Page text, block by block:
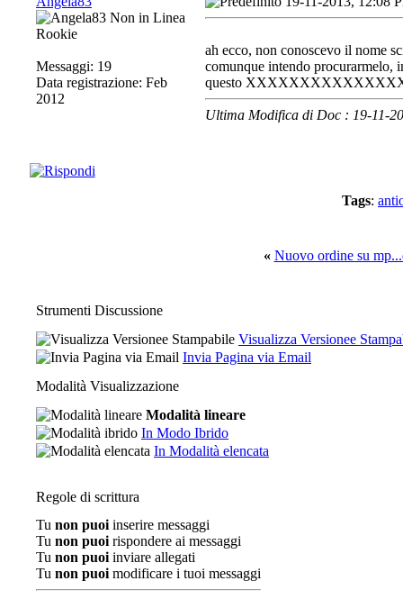
Rookie
Messaggi: 19
Data registrazione: Feb
2012
ah ecco, non conoscevo il nome
comunque intendo procurarmelo,
questo
Ultima Modifica di Doc : 19-11-
Tags:
« Nuovo ordine su
Strumenti Discussione
Visualizza Versionee
Invia Pagina via Email
Modalità Visualizzazione
Modalità lineare
In Modo Ibrido
In Modalità elencata
Regole di scrittura
Tu non puoi inserire messaggi
Tu non puoi rispondere ai messaggi
Tu non puoi inviare allegati
Tu non puoi modificare i tuoi messaggi